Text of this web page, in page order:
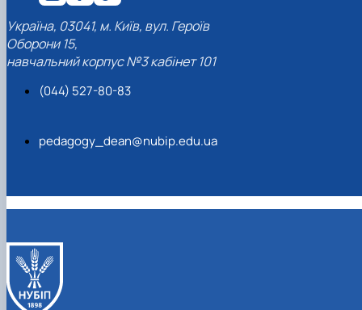
Україна, 03041, м. Київ, вул. Героїв
Оборони 15,
навчальний корпус №3 кабінет 101
(044) 527-80-83
pedagogy_dean@nubip.edu.ua